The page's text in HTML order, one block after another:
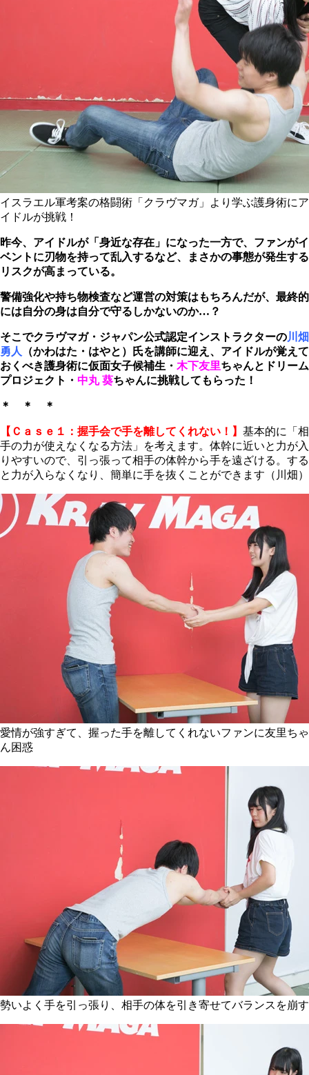
イスラエル軍考案の格闘術「クラヴマガ」より学ぶ護身術にア
イドルが挑戦！
昨今、アイドルが「身近な存在」になった一方で、ファンがイ
ベントに刃物を持って乱入するなど、まさかの事態が発生する
リスクが高まっている。
警備強化や持ち物検査など運営の対策はもちろんだが、最終的
には自分の身は自分で守るしかないのか…？
そこでクラヴマガ・ジャパン公式認定インストラクターの川畑
勇人
（かわはた・はやと）氏を講師に迎え、 アイドルが覚えて
おくべき護身術に仮面女子候補生 ・ 木下友里ちゃんとドリーム
プロジェクト・ 中丸 葵ちゃんに挑戦してもらった！
＊ ＊ ＊
【Ｃａｓｅ１：握手会で手を離してくれない！】 基本的に「相
手の力が使えなくなる方法」を考えます。体幹に近いと力が入
りやすいので、引っ張って相手の体幹から手を遠ざける。する
と力が入らなくなり、簡単に手を抜くことができます（川畑）
愛情が強すぎて、握った手を離してくれないファンに友里ちゃ
ん困惑
勢いよく手を引っ張り、相手の体を引き寄せてバランスを崩す